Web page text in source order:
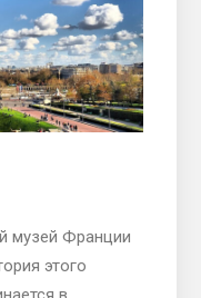
музей Франции
этого